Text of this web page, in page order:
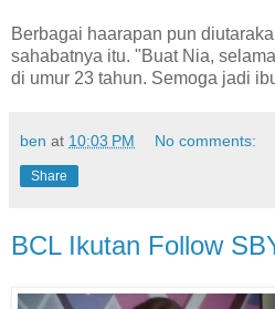
Berbagai haarapan pun
sahabatnya itu. "Buat Nia,
di umur 23 tahun. Semoga jadi
ben at 10:03 PM No comments:
Share
BCL Ikutan Follow